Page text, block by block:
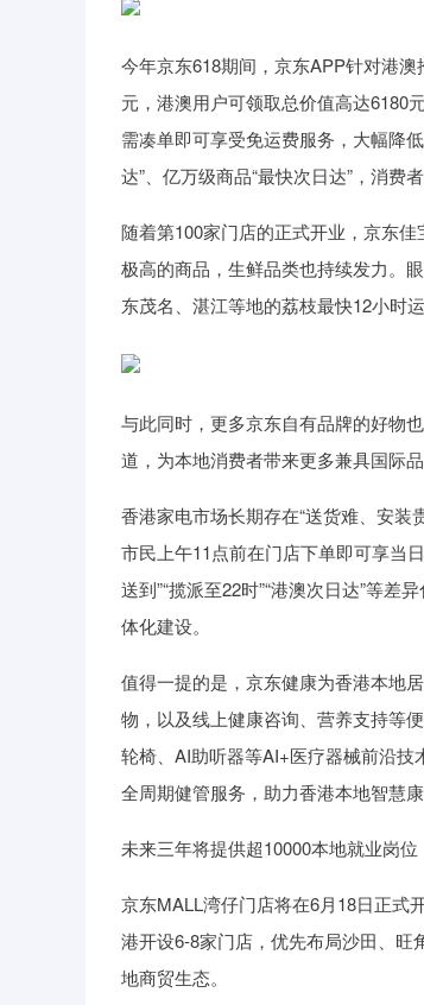
今年京东618期间，京东APP针对港
元，港澳用户可领取总价值高达6180
需凑单即可享受免运费服务，大幅降
达”、亿万级商品“最快次日达”，消费
随着第100家门店的正式开业，京东
极高的商品，生鲜品类也持续发力。
东茂名、湛江等地的荔枝最快12小时运
与此同时，更多京东自有品牌的好物
道，为本地消费者带来更多兼具国际
香港家电市场长期存在“送货难、安装
市民上午11点前在门店下单即可享当
送到”“揽派至22时”“港澳次日达”等
体化建设。
值得一提的是，京东健康为香港本地
物，以及线上健康咨询、营养支持等
轮椅、AI助听器等AI+医疗器械前沿技
全周期健管服务，助力香港本地智慧康
未来三年将提供超10000本地就业岗位
京东MALL湾仔门店将在6月18日正式
港开设6-8家门店，优先布局沙田、
地商贸生态。